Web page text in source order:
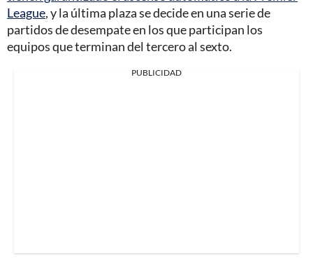
League, y la última plaza se decide en una serie de
partidos de desempate en los que participan los
equipos que terminan del tercero al sexto.
PUBLICIDAD